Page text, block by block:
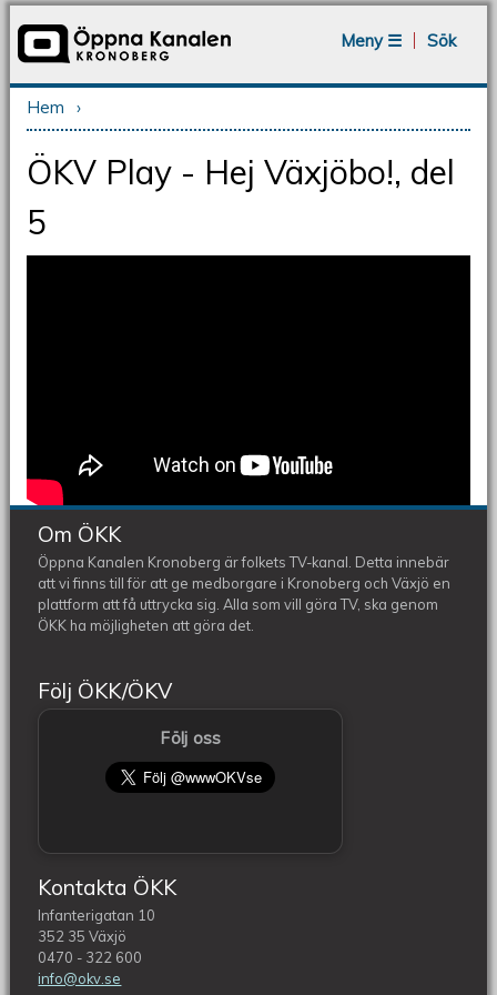
Meny ☰
Sök
Du är här
Hem ›
ÖKV Play - Hej Växjöbo!, del
5
Om ÖKK
Öppna Kanalen Kronoberg är folkets TV-kanal. Detta innebär
att vi finns till för att ge medborgare i Kronoberg och Växjö en
plattform att få uttrycka sig. Alla som vill göra TV, ska genom
ÖKK ha möjligheten att göra det.
Följ ÖKK/ÖKV
Följ oss
Kontakta ÖKK
Infanterigatan 10
352 35 Växjö
0470 - 322 600
info@okv.se